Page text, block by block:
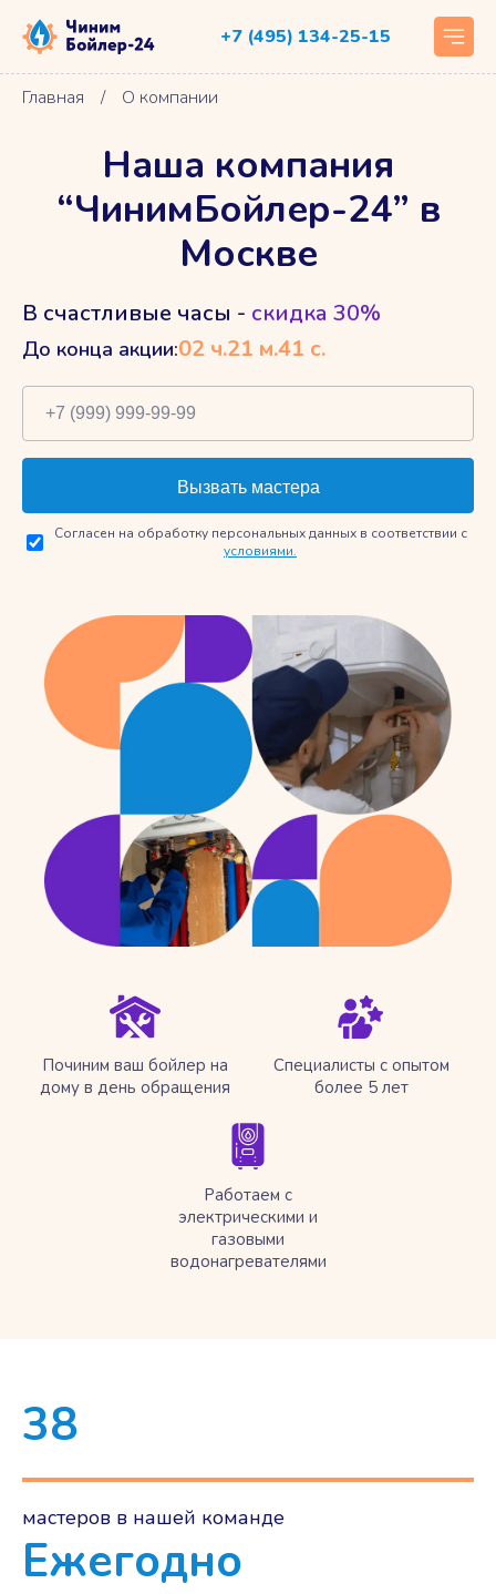
+7 (495) 134-25-15
Главная / О компании
Наша компания
“ЧинимБойлер-24” в
Москве
В счастливые часы - скидка 30%
До конца акции:02 ч.21 м.41 с.
Согласен на обработку персональных данных в соответствии с
условиями.
Починим ваш бойлер на
дому в день обращения
Специалисты с опытом
более 5 лет
Работаем с
электрическими и
газовыми
водонагревателями
38
мастеров в нашей команде
Ежегодно